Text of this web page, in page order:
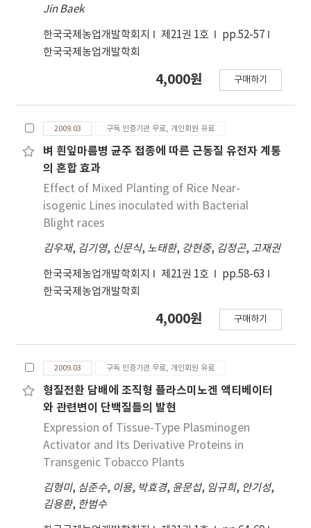
Jin Baek
한국국제농업개발학회지 제21권 1호
pp.52-57
한국국제농업개발학회
4,000원 구매하기
2009.03 구독 인증기관 무료, 개인회원 유료
벼 흰잎마름병 균주 접종에 따른 근동질 유전자 계통
의 혼합 효과
Effect of Mixed Planting of Rice Near-
isogenic Lines inoculated with Bacterial
Blight races
김우재, 김기영, 신문식, 노태환, 강현중, 김정곤, 고재권
한국국제농업개발학회지 제21권 1호
pp.58-63
한국국제농업개발학회
4,000원 구매하기
2009.03 구독 인증기관 무료, 개인회원 유료
형질전환 담배에 조직형 플라스미노겐 액티베이터
와 관련변이 단백질들의 발현
Expression of Tissue-Type Plasminogen
Activator and Its Derivative Proteins in
Transgenic Tobacco Plants
김형미, 심준수, 이용, 박효경, 윤문섭, 임규희, 안기성,
김용환, 한범수